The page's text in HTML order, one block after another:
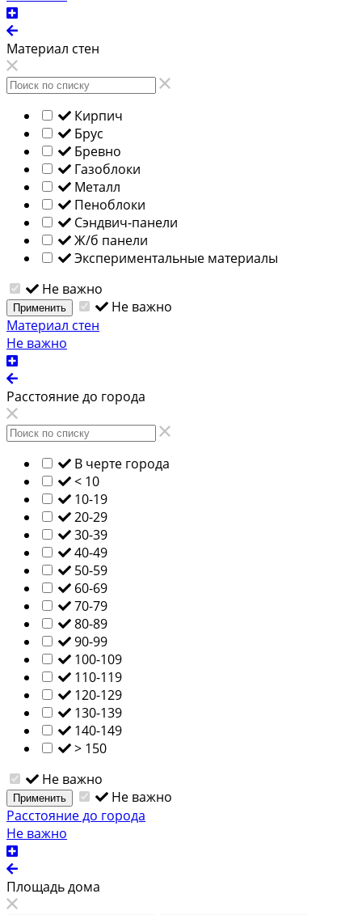
Материал стен
Кирпич
Брус
Бревно
Газоблоки
Металл
Пеноблоки
Сэндвич-панели
Ж/б панели
Экспериментальные материалы
Не важно
Применить
Не важно
Материал стен
Не важно
Расстояние до города
В черте города
< 10
10-19
20-29
30-39
40-49
50-59
60-69
70-79
80-89
90-99
100-109
110-119
120-129
130-139
140-149
> 150
Не важно
Применить
Не важно
Расстояние до города
Не важно
Площадь дома